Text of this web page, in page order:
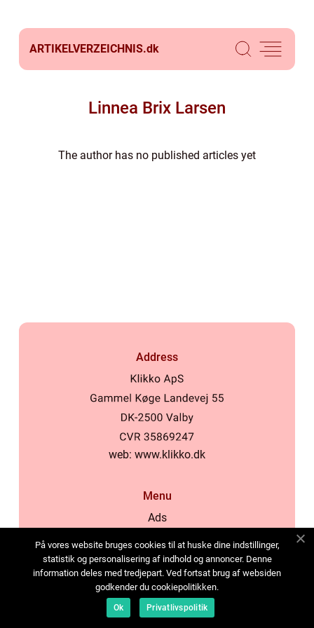
ARTIKELVERZEICHNIS.dk
Linnea Brix Larsen
The author has no published articles yet
Address
web: www.klikko.dk
Menu
Ads
Cookies
Contact
Sitemap
På vores website bruges cookies til at huske dine indstillinger,
statistik og personalisering af indhold og annoncer. Denne
information deles med tredjepart. Ved fortsat brug af websiden
godkender du cookiepolitikken.
Ok Privatlivspolitik